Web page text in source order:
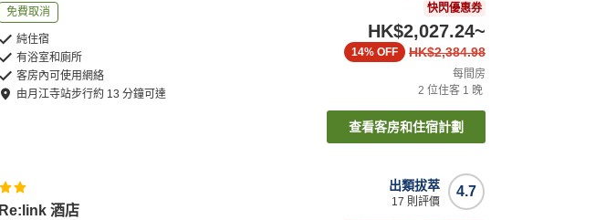
免費取消
純住宿
有浴室和廁所
客房內可使用網絡
由月江寺站步行約 13 分鐘可達
快閃優惠券
HK$2,027.24~
HK$2,384.98
14% OFF
每間房
2 位住客 1 晚
查看客房和住宿計劃
Re:link 酒店
4.7
出類拔萃
17 則評價